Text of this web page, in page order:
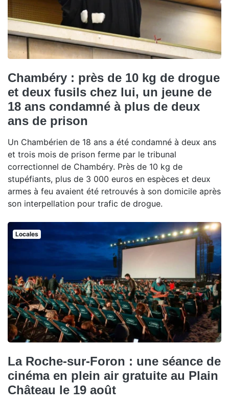
Chambéry : près de 10 kg de drogue
et deux fusils chez lui, un jeune de
18 ans condamné à plus de deux
ans de prison
Un Chambérien de 18 ans a été condamné à deux ans
et trois mois de prison ferme par le tribunal
correctionnel de Chambéry. Près de 10 kg de
stupéfiants, plus de 3 000 euros en espèces et deux
armes à feu avaient été retrouvés à son domicile après
son interpellation pour trafic de drogue.
Locales
La Roche-sur-Foron : une séance de
cinéma en plein air gratuite au Plain
Château le 19 août